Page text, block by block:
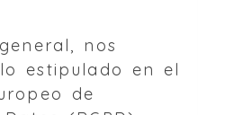
nos
estipulado en el
de